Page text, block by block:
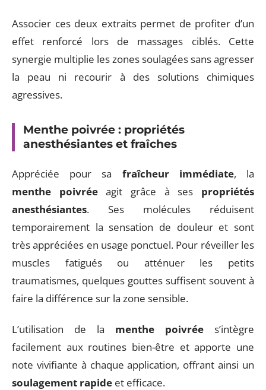
Associer ces deux extraits permet de profiter d’un
effet renforcé lors de massages ciblés. Cette
synergie multiplie les zones soulagées sans agresser
la peau ni recourir à des solutions chimiques
agressives.
Menthe poivrée : propriétés
anesthésiantes et fraîches
Appréciée pour sa fraîcheur immédiate, la
menthe poivréeagit grâce à ses propriétés
anesthésiantes. Ses molécules réduisent
temporairement la sensation de douleur et sont
très appréciées en usage ponctuel. Pour réveiller les
muscles fatigués ou atténuer les petits
traumatismes, quelques gouttes suffisent souvent à
faire la différence sur la zone sensible.
L’utilisation de la menthe poivrée s’intègre
facilement aux routines bien-être et apporte une
note vivifiante à chaque application, offrant ainsi un
soulagement rapide et efficace.